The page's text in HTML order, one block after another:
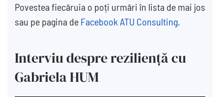
Povestea fiecăruia o poți urmări în lista de mai jos
sau pe pagina de Facebook ATU Consulting
Interviu despre reziliență cu
Gabriela HUM